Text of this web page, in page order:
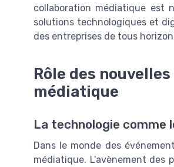
collaboration médiatique est
solutions technologiques et
des entreprises de tous
Rôle des
médiatique
La technologie comme
Dans le monde des
médiatique. L'avènement